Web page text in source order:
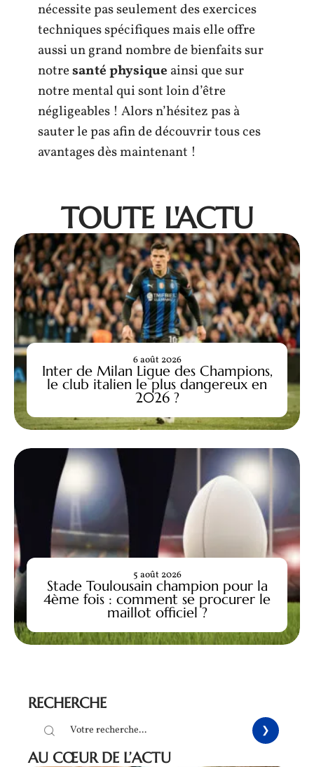
nécessite pas seulement des exercices
techniques spécifiques mais elle offre
aussi un grand nombre de bienfaits sur
notresanté physique ainsi que sur
notre mental qui sont loin d’être
négligeables ! Alors n’hésitez pas à
sauter le pas afin de découvrir tous ces
avantages dès maintenant !
TOUTE L'ACTU
Inter de Milan Ligue des Champions,
le club italien le plus dangereux en
2026 ?
6 août 2026
Stade Toulousain champion pour la
4ème fois : comment se procurer le
maillot officiel ?
5 août 2026
RECHERCHE
AU CŒUR DE L’ACTU